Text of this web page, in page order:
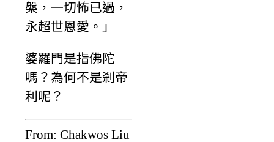
槃，一切怖已過，
永超世恩愛。」
婆羅門是指佛陀
嗎？為何不是剎帝
利呢？
From: Chakwos Liu